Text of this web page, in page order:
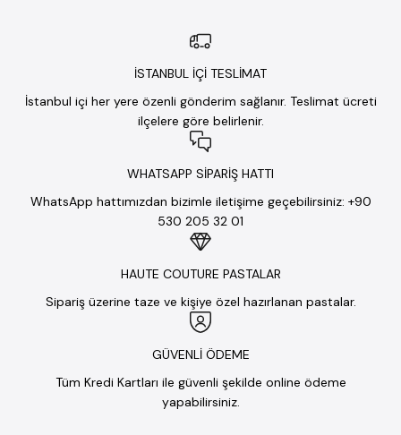
İSTANBUL İÇİ TESLİMAT
İstanbul içi her yere özenli gönderim sağlanır. Teslimat ücreti
ilçelere göre belirlenir.
WHATSAPP SİPARİŞ HATTI
WhatsApp hattımızdan bizimle iletişime geçebilirsiniz: +90
530 205 32 01
HAUTE COUTURE PASTALAR
Sipariş üzerine taze ve kişiye özel hazırlanan pastalar.
GÜVENLİ ÖDEME
Tüm Kredi Kartları ile güvenli şekilde online ödeme
yapabilirsiniz.